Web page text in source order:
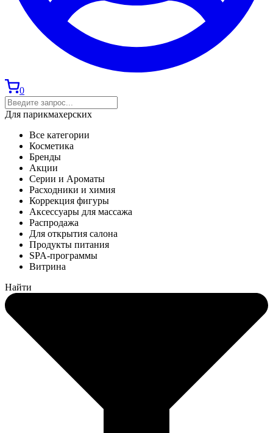
0
Для парикмахерских
Все категории
Косметика
Бренды
Акции
Серии и Ароматы
Расходники и химия
Коррекция фигуры
Аксессуары для массажа
Распродажа
Для открытия салона
Продукты питания
SPA-программы
Витрина
Найти